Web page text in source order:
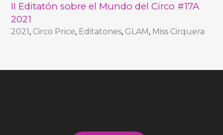
II Editatón sobre el Mundo del Circo #17A
2021
2021, Circo Price, Editatones, GLAM, Miss Cirquera